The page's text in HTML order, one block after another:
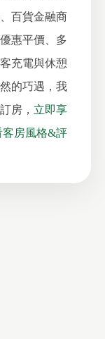
百貨金融商
惠平價、多
充電與休憩
的巧遇，我
房， 立即享
客房風格&評